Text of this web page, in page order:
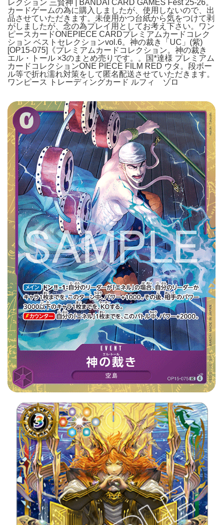
レクション 三賢神 | BANDAI CARD GAMES Fest 25-26。
カードゲームの為に購入しましたが、使用しないので、出
品させていただきます。未使用かつ台紙から気をつけて剥
がしましたが、念の為プレイ用としてお考え下さい。ワン
ピースカードONEPIECE CARDプレミアムカードコレク
ション ベストセレクションvol.6。神の裁き「UC」(紫)
[OP15-075]《プレミアムカードコレクション。神の裁き
エル・トール ×3のまとめ売りです。。国*達様 プレミアム
カードコレクションONE PIECE FILM RED ウタ。段ボー
ル等で折れ濡れ対策をして匿名配送させていただきます。
ワンピース トレーディングカード ルフィ ゾロ